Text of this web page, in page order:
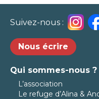
Suivez-nous :
Nous écrire
Qui sommes-nous ?
L’association
Le refuge d’Alina &